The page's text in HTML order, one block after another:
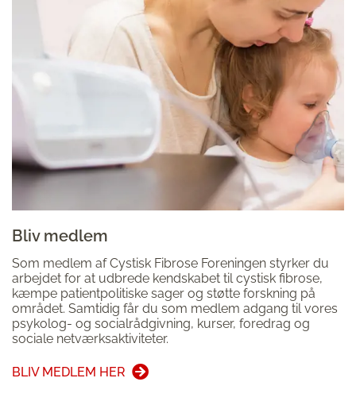
Bliv medlem
Som medlem af Cystisk Fibrose Foreningen styrker du
arbejdet for at udbrede kendskabet til cystisk fibrose,
kæmpe patientpolitiske sager og støtte forskning på
området. Samtidig får du som medlem adgang til vores
psykolog- og socialrådgivning, kurser, foredrag og
sociale netværksaktiviteter.
BLIV MEDLEM HER